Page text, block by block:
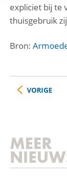
expliciet bij te
thuisgebruik
Bron:
VORIGE
MEER